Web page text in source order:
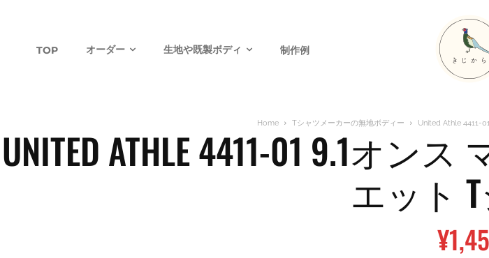
TOP オーダー 生地や既製ボディ 制作例
Home Tシャツメーカーの無地ボディー United Athle 4411-
UNITED ATHLE 4411-01 9.1オ
エット
¥